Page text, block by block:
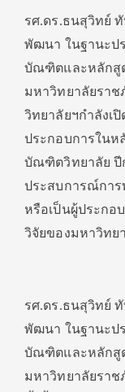
รศ.ดร.ธนสุวิทย์
พัฒนา ในฐานะป
บัณฑิตและหลักสู
มหาวิทยาลัยรา
วิทยาลัยฯกำลังเ
ประกอบการใน
บัณฑิตวิทยาลัย ปี
ประสบการณ์การ
หรือเป็นผู้ประกอ
วิจัยของมหาวิทย
รศ.ดร.ธนสุวิทย์
พัฒนา ในฐานะป
บัณฑิตและหลักสู
มหาวิทยาลัยรา